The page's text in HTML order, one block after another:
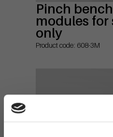
Pinch
modules for
only
Product code: 608-3M